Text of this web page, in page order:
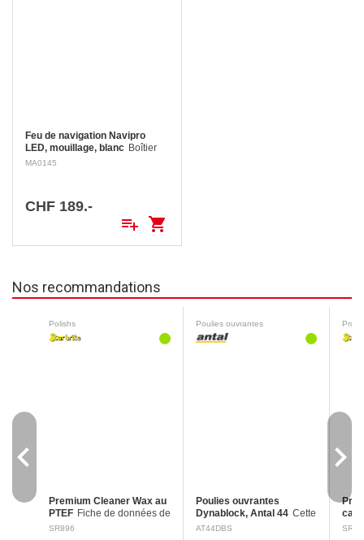
Feu de navigation Navipro
LED, mouillage, blanc Boîtier
robuste en PC et ASA traités aux
MA0145
CHF 189.-
playlist_add shopping_cart
Nos recommandations
Polishs
Premium Cleaner Wax au
PTEF Fiche de données de
sécurité Mention
SR896
Poulies ouvrantes
Poulies ouvrantes
Dynablock, Antal 44 Cette
solution légère, simple et
AT44DBS
navigate_before navigate_next